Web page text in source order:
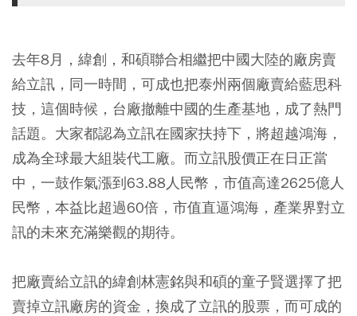
去年8月，緯創，和碩聯合相繼把中國大陸的廠房賣
給立訊，同一時間，可成也把泰州兩個廠賣給藍思科
技，這個時候，台廠撤離中國的生產基地，成了熱門
話題。大家都認為立訊在國家扶持下，將超越鴻海，
成為全球最大組裝代工廠。而立訊股價正在日正當
中，一鼓作氣漲到63.88人民幣，市值高達2625億人
民幣，本益比超過60倍，市值直逼鴻海，產業界對立
訊的未來充滿樂觀的期待。
把廠賣給立訊的緯創林憲銘與和碩的童子賢選擇了把
賣掉立訊廠房的資金，換成了立訊的股票，而可成的